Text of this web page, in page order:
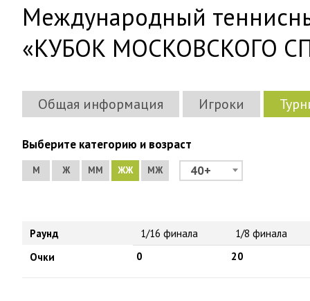
Международный
«КУБОК МОСКОВСКОГО
Общая информация Игроки
Выберите категорию и возраст
М Ж ММ ЖЖ МЖ 40+
Раунд 1/16 финала
1/8 финала
Очки
0 20